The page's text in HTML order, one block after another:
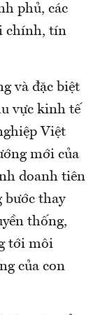
phủ, các
chính, tín
và đặc biệt
vực kinh tế
Việt
mới của
doanh tiên
bước thay
thống,
tới môi
của con